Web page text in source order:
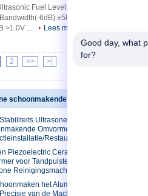
Fuel Level Sensor Model
6dB) ±5kHz Min. Receive
>1.0V ...
Lees meer
2 >> >|
schoonmakende omvormer
Ultrasone
Omvormer voor
Restaurant
Piezoelectric Ceramische
voor Tandpulsteller
Reinigingsmachine
het Aluminium
van de Machine Piezo
Good day, what
for?